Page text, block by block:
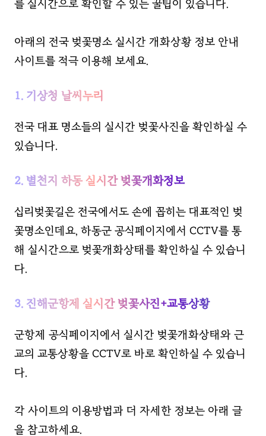
를 실시간으로 확인할 수 있는 꿀팁이 있습니다.
아래의 전국 벚꽃명소 실시간 개화상황 정보 안내
사이트를 적극 이용해 보세요.
1. 기상청 날씨누리
전국 대표 명소들의 실시간 벚꽃사진을 확인하실 수
있습니다.
2. 별천지 하동 실시간 벚꽃개화정보
십리벚꽃길은 전국에서도 손에 꼽히는 대표적인 벚
꽃명소인데요, 하동군 공식페이지에서 CCTV를 통
해 실시간으로 벚꽃개화상태를 확인하실 수 있습니
다.
3. 진해군항제 실시간 벚꽃사진+교통상황
군항제 공식페이지에서 실시간 벚꽃개화상태와 근
교의 교통상황을 CCTV로 바로 확인하실 수 있습니
다.
각 사이트의 이용방법과 더 자세한 정보는 아래 글
을 참고하세요.